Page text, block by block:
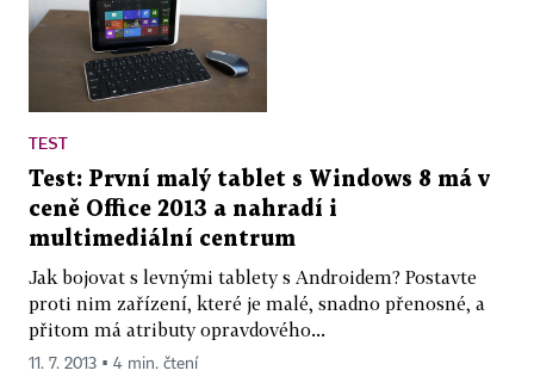
TEST
Test: První malý tablet s Windows 8 má v
ceně Office 2013 a nahradí i
multimediální centrum
Jak bojovat s levnými tablety s Androidem? Postavte
proti nim zařízení, které je malé, snadno přenosné, a
přitom má atributy opravdového...
11. 7. 2013 ▪ 4 min. čtení